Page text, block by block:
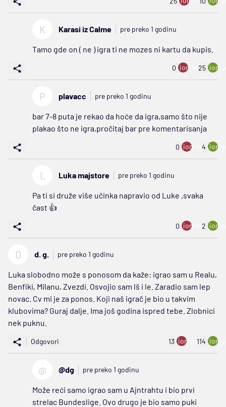
K Karasi iz Calme pre preko 1 godinu
Tamo gde on ( ne ) igra ti ne mozes ni kartu da kupis.
0 ion:minus
25
P plavacc pre preko 1 godinu
bar 7-8 puta je rekao da hoće da igra,samo što nije
plakao što ne igra,pročitaj bar pre komentarisanja
0 ion:minus
4
L Luka majstore pre preko 1 godinu
Pa ti si druže više učinka napravio od Luke ,svaka
čast 👍
0 ion:minus
2
D d. g. pre preko 1 godinu
Luka slobodno može s ponosom da kaže: igrao sam u Realu,
Benfiki, Milanu, Zvezdi. Osvojio sam lš i le. Zaradio sam lep
novac. Cv mi je za ponos. Koji naš igrač je bio u takvim
klubovima? Guraj dalje. Ima još godina ispred tebe. Zlobnici
nek puknu.
Odgovori 13 ion:minus
114
@ @dg pre preko 1 godinu
Može reći samo igrao sam u Ajntrahtu i bio prvi
strelac Bundeslige. Ovo drugo je bio samo puki